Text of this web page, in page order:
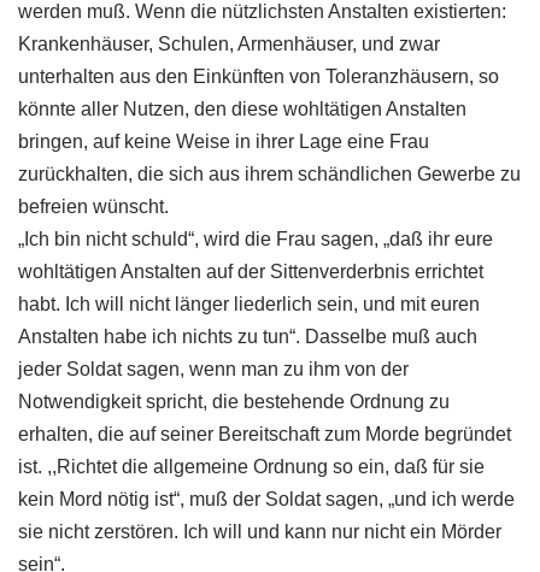
werden muß. Wenn die nützlichsten Anstalten existierten:
Krankenhäuser, Schulen, Armenhäuser, und zwar
unterhalten aus den Einkünften von Toleranzhäusern, so
könnte aller Nutzen, den diese wohltätigen Anstalten
bringen, auf keine Weise in ihrer Lage eine Frau
zurückhalten, die sich aus ihrem schändlichen Gewerbe zu
befreien wünscht.
„Ich bin nicht schuld“, wird die Frau sagen, „daß ihr eure
wohltätigen Anstalten auf der Sittenverderbnis errichtet
habt. Ich will nicht länger liederlich sein, und mit euren
Anstalten habe ich nichts zu tun“. Dasselbe muß auch
jeder Soldat sagen, wenn man zu ihm von der
Notwendigkeit spricht, die bestehende Ordnung zu
erhalten, die auf seiner Bereitschaft zum Morde begründet
ist. ,,Richtet die allgemeine Ordnung so ein, daß für sie
kein Mord nötig ist“, muß der Soldat sagen, „und ich werde
sie nicht zerstören. Ich will und kann nur nicht ein Mörder
sein“.